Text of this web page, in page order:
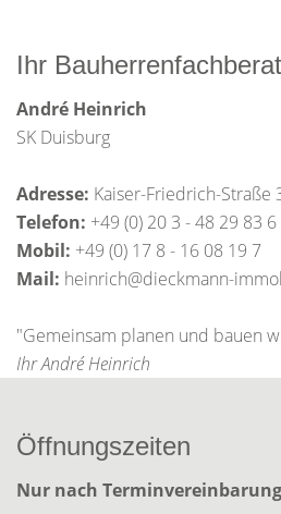
Ihr
André Heinrich
SK Duisburg
Adresse: Kaiser-Friedrich-Straße
Telefon: +49 (0) 20 3 - 48 29 83 6
Mobil: +49 (0) 17 8 - 16 08 19 7
Mail: heinrich@dieckmann-
"Gemeinsam planen und bauen
Ihr André Heinrich
Öffnungszeiten
Nur nach